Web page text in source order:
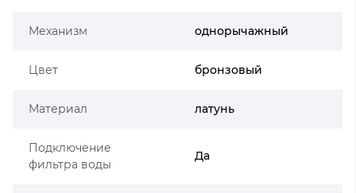
Механизм однорычажный
Цвет бронзовый
Материал латунь
Подключение
фильтра воды
Да